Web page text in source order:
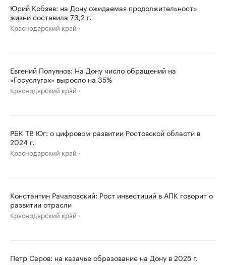
Юрий Кобзев: на Дону ожидаемая продолжительность
жизни составила 73,2 г.
Краснодарский край
Евгений Полуянов: На Дону число обращений на
«Госуслугах» выросло на 35%
Краснодарский край
РБК ТВ Юг: о цифровом развитии Ростовской области в
2024 г.
Краснодарский край
Константин Рачаловский: Рост инвестиций в АПК говорит о
развитии отрасли
Краснодарский край
Петр Серов: на казачье образование на Дону в 2025 г.